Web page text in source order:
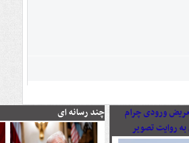
بزرگ تعریض ورودی چرام
چند رسانه ای